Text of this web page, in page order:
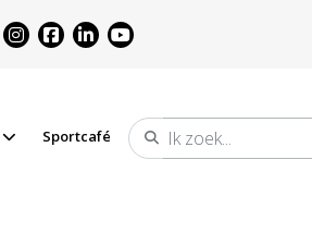
Sportcafé
Zoeken